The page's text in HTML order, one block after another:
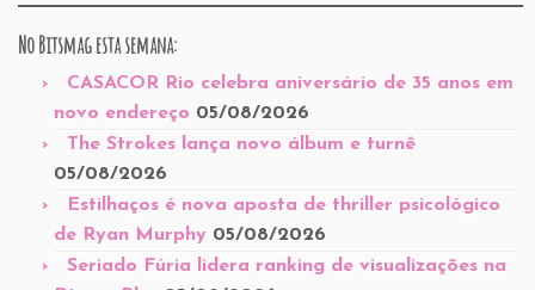
No Bitsmag esta semana:
CASACOR Rio celebra aniversário de 35 anos em
novo endereço 05/08/2026
The Strokes lança novo álbum e turnê
05/08/2026
Estilhaços é nova aposta de thriller psicológico
de Ryan Murphy 05/08/2026
Seriado Fúria lidera ranking de visualizações na